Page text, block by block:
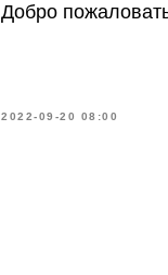
Добро
2022-09-20 08:00